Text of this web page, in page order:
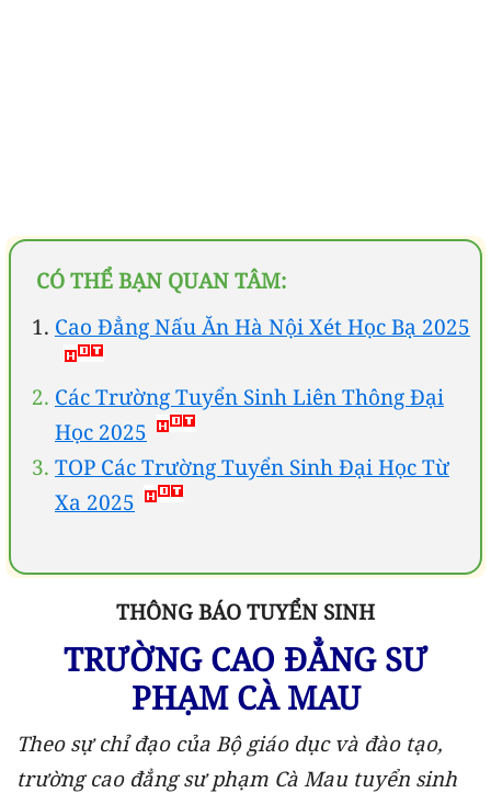
CÓ THỂ BẠN QUAN TÂM:
Cao Đẳng Nấu Ăn Hà Nội Xét Học Bạ 2025
Các Trường Tuyển Sinh Liên Thông Đại
Học 2025
TOP Các Trường Tuyển Sinh Đại Học Từ
Xa 2025
THÔNG BÁO TUYỂN SINH
TRƯỜNG CAO ĐẲNG SƯ
PHẠM CÀ MAU
Theo sự chỉ đạo của Bộ giáo dục và đào tạo,
trường cao đẳng sư phạm Cà Mau tuyển sinh